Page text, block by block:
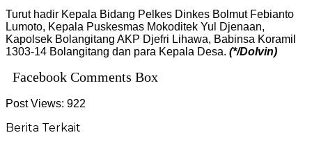
Turut hadir Kepala Bidang Pelkes Dinkes Bolmut Febianto
Lumoto, Kepala Puskesmas Mokoditek Yul Djenaan,
Kapolsek Bolangitang AKP Djefri Lihawa, Babinsa Koramil
1303-14 Bolangitang dan para Kepala Desa. (*/Dolvin)
Facebook Comments Box
Post Views: 922
Berita Terkait